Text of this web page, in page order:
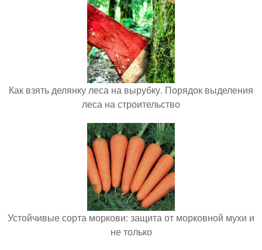
Как взять делянку леса на вырубку. Порядок выделения
леса на строительство
Устойчивые сорта моркови: защита от морковной мухи и
не только